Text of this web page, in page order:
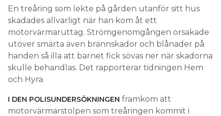
En treåring som lekte på gården utanför sitt hus
skadades allvarligt när han kom åt ett
motorvärmaruttag. Strömgenomgången orsakade
utöver smärta även brännskador och blånader på
handen så illa att barnet fick sövas ner när skadorna
skulle behandlas. Det rapporterar tidningen Hem
och Hyra.
I DEN POLISUNDERSÖKNINGEN framkom att
motorvärmarstolpen som treåringen kommit i